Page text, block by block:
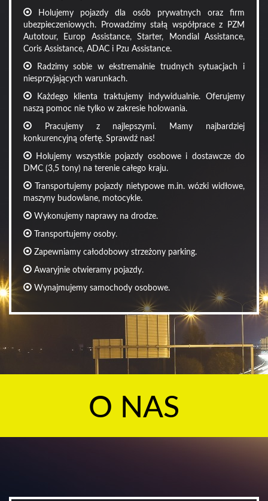
Holujemy pojazdy dla osób prywatnych oraz firm
ubezpieczeniowych. Prowadzimy stałą współprace z PZM
Autotour, Europ Assistance, Starter, Mondial Assistance,
Coris Assistance, ADAC i Pzu Assistance.
Radzimy sobie w ekstremalnie trudnych sytuacjach i
niesprzyjających warunkach.
Każdego klienta traktujemy indywidualnie. Oferujemy
naszą pomoc nie tylko w zakresie holowania.
Pracujemy z najlepszymi. Mamy najbardziej
konkurencyjną ofertę. Sprawdź nas!
Holujemy wszystkie pojazdy osobowe i dostawcze do
DMC (3,5 tony) na terenie całego kraju.
Transportujemy pojazdy nietypowe m.in. wózki widłowe,
maszyny budowlane, motocykle.
Wykonujemy naprawy na drodze.
Transportujemy osoby.
Zapewniamy całodobowy strzeżony parking.
Awaryjnie otwieramy pojazdy.
Wynajmujemy samochody osobowe.
O NAS